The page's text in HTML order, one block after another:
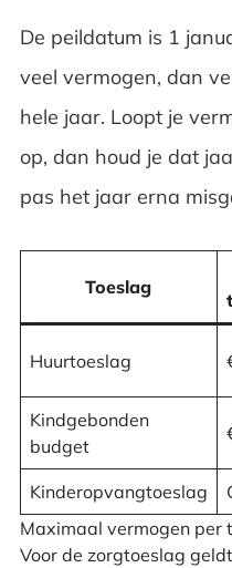
De peildatum is 1
veel vermogen, dan
hele jaar. Loopt je
op, dan houd je dat
pas het jaar erna
Toeslag
Huurtoeslag
Kindgebonden
budget
Kinderopvangtoeslag
Maximaal vermogen per
Voor de zorgtoeslag